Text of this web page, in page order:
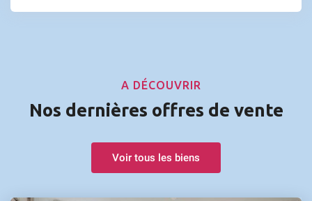
A DÉCOUVRIR
Nos dernières offres de vente
Voir tous les biens